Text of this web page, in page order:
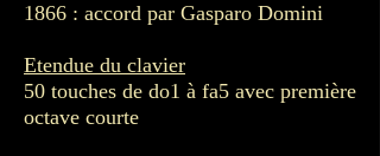
1866 : accord par Gasparo Domini
Etendue du clavier
50 touches de do1 à fa5 avec première
octave courte